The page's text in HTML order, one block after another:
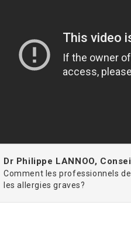
Dr Philippe LANNOO,
Comment les professionnels
les allergies graves?